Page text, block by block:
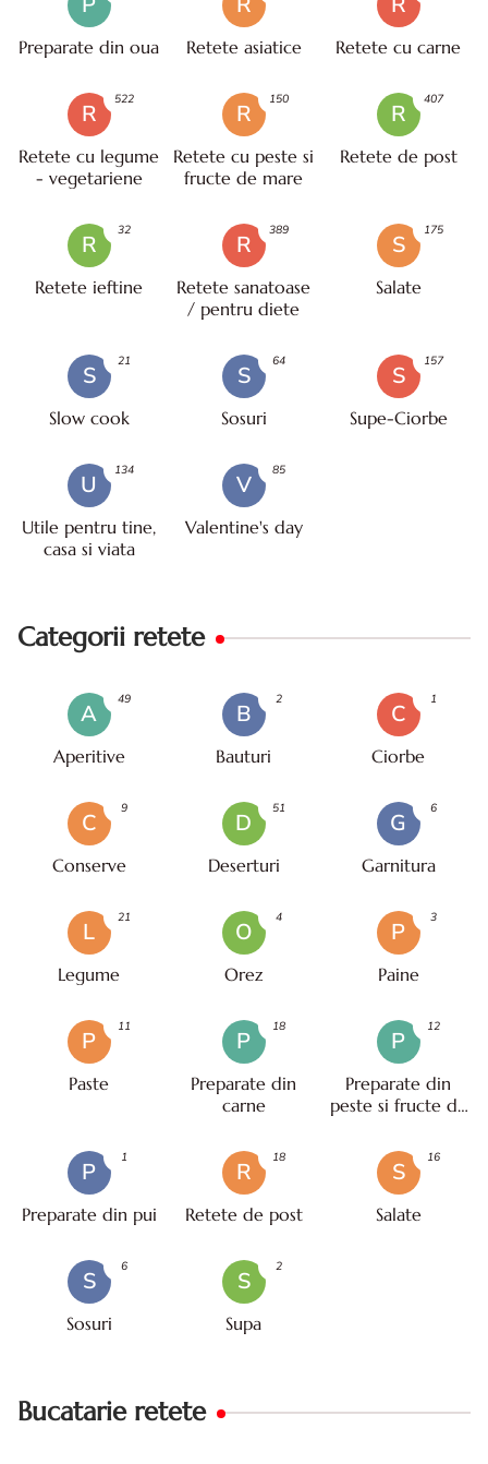
Preparate din oua Retete asiatice Retete cu carne
R
Retete cu legume
- vegetariene
522
R
Retete cu peste si
fructe de mare
150
R
Retete de post
407
R
Retete ieftine
32
R
Retete sanatoase
/ pentru diete
389
S
Salate
175
S
Slow cook
21
S
Sosuri
64
S
Supe-Ciorbe
157
U
Utile pentru tine,
casa si viata
134
V
Valentine's day
85
Categorii retete
A
Aperitive
49
B
Bauturi
2
C
Ciorbe
1
C
Conserve
9
D
Deserturi
51
G
Garnitura
6
L
Legume
21
O
Orez
4
P
Paine
3
P
Paste
11
P
Preparate din
carne
18
P
Preparate din
peste si fructe de
12
P
Preparate din pui
1
R
Retete de post
18
S
Salate
16
S
Sosuri
6
S
Supa
2
Bucatarie retete